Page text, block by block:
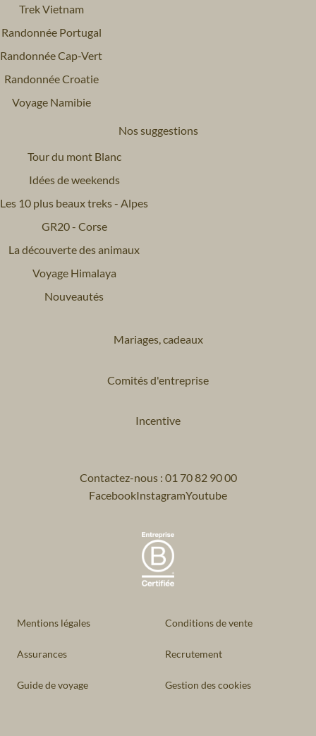
Trek Vietnam
Randonnée Portugal
Randonnée Cap-Vert
Randonnée Croatie
Voyage Namibie
Nos suggestions
Tour du mont Blanc
Idées de weekends
Les 10 plus beaux treks - Alpes
GR20 - Corse
La découverte des animaux
Voyage Himalaya
Nouveautés
Mariages, cadeaux
Comités d'entreprise
Incentive
Contactez-nous : 01 70 82 90 00
FacebookInstagramYoutube
Mentions légales Conditions de vente
Assurances Recrutement
Guide de voyage Gestion des cookies